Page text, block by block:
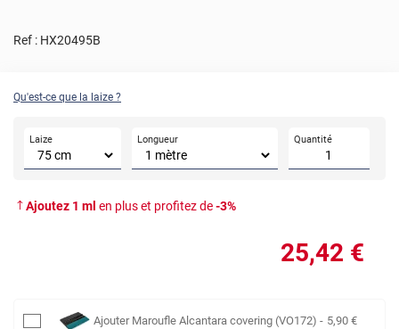
Ref : HX20495B
Qu'est-ce que la laize ?
Laize Longueur Quantité
Ajoutez 1 ml en plus et profitez de-3%
25,42 €
Ajouter Maroufle Alcantara covering (VO172) - 5,90 €